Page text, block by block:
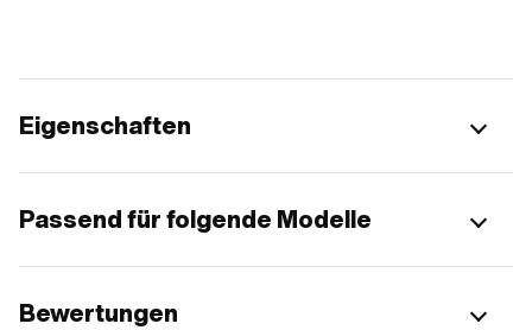
Eigenschaften
Passend für folgende Modelle
Bewertungen